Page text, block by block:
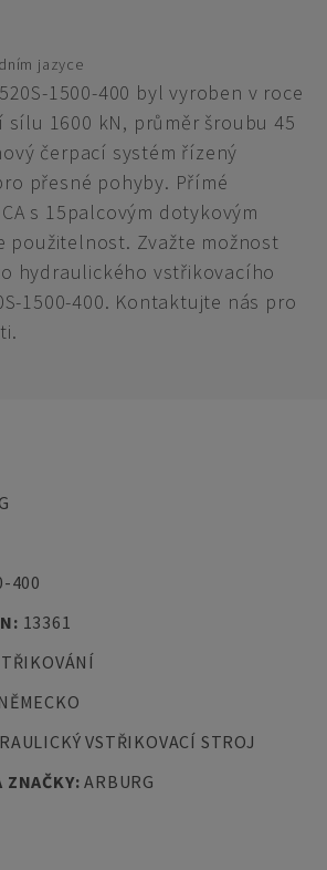
jazyce
1500-400 byl vyroben v roce
sílu 1600 kN, průměr šroubu 45
čerpací systém řízený
přesné pohyby. Přímé
s 15palcovým dotykovým
použitelnost. Zvažte možnost
hydraulického vstřikovacího
1500-400. Kontaktujte nás pro
400
: 13361
VSTŘIKOVACÍ STROJ
:ARBURG